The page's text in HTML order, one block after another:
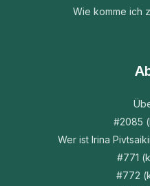
Wie komme ich
#2085
Wer ist Irina
#771
#772